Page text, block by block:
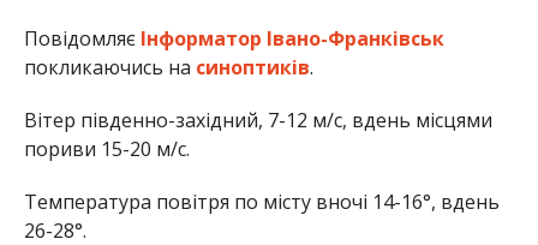
Повідомляє Інформатор Івано-Франківськ
покликаючись на синоптиків.
Вітер південно-західний, 7-12 м/с, вдень місцями
пориви 15-20 м/с.
Температура повітря по місту вночі 14-16°, вдень
26-28°.